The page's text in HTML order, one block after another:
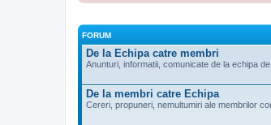
FORUM
De la Echipa catre membri
Anunturi, informatii, comunicate de la echipa
De la membri catre Echipa
Cereri, propuneri, nemultumiri ale membrilor